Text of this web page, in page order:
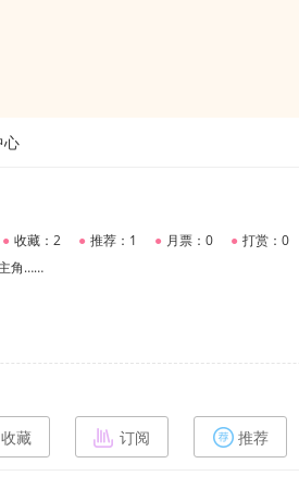
心
● 收藏：2 ● 推荐：1 ● 月票：0 ● 打赏：0
角……
收藏 订阅 推荐